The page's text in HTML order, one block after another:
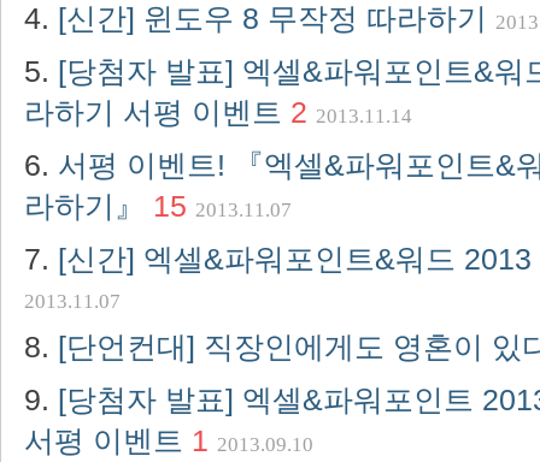
[신간] 윈도우 8 무작정 따라하기
[당첨자 발표] 엑셀&파워포인트&워
라하기 서평 이벤트 2 2013.11.14
서평 이벤트! 『엑셀&파워포인트&
라하기』 15 2013.11.07
[신간] 엑셀&파워포인트&워드
2013.11.07
[단언컨대] 직장인에게도 영혼이 있
[당첨자 발표] 엑셀&파워포인트
서평 이벤트 1 2013.09.10